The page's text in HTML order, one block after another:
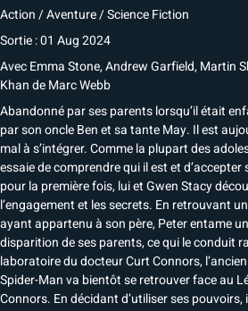
Action / Aventure / Science Fiction
Sortie : 01 Aug 2024
AvecEmma Stone, Andrew Garfield, Martin
KhandeMarc Webb
Abandonné par ses parents lorsqu’il était
par son oncle Ben et sa tante May. Il est
mal à s’intégrer. Comme la plupart des
essaie de comprendre qui il est et
pour la première fois, lui et Gwen Stacy
l’engagement et les secrets. En retrouvant
ayant appartenu à son père, Peter entame
disparition de ses parents, ce qui le conduit
laboratoire du docteur Curt Connors,
Spider-Man va bientôt se retrouver face au
Connors. En décidant d’utiliser ses